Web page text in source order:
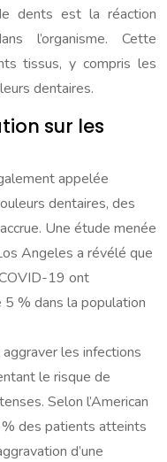
dents est la réaction
l’organisme. Cette
tissus, y compris les
dentaires.
sur les
appelée
dentaires, des
Une étude menée
Angeles a révélé que
19 ont
% dans la population
les infections
le risque de
Selon l’American
des patients atteints
d’une